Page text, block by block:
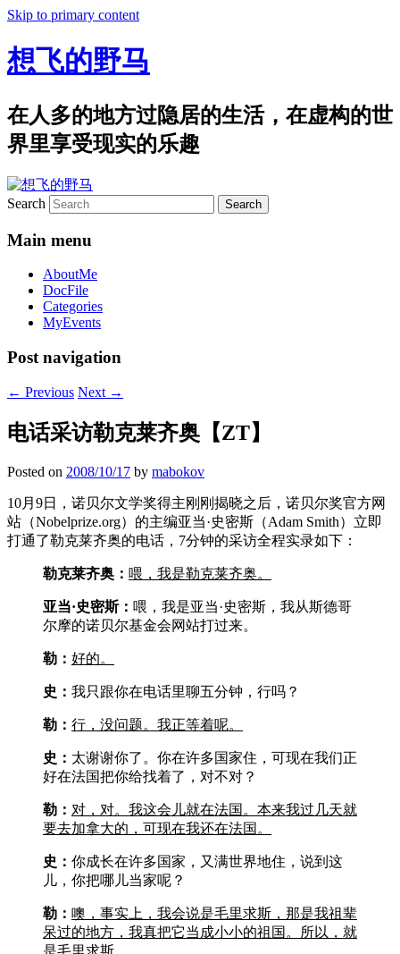
Skip to primary content
想飞的野马
在人多的地方过隐居的生活，在虚构的世
界里享受现实的乐趣
Search
Main menu
AboutMe
DocFile
Categories
MyEvents
Post navigation
← Previous Next →
电话采访勒克莱齐奥【ZT】
Posted on 2008/10/17 by mabokov
10月9日，诺贝尔文学奖得主刚刚揭晓之后，诺贝尔奖官方网
站（Nobelprize.org）的主编亚当·史密斯（Adam Smith）立即
打通了勒克莱齐奥的电话，7分钟的采访全程实录如下：
勒克莱齐奥： 喂，我是勒克莱齐奥。
亚当·史密斯： 喂，我是亚当·史密斯，我从斯德哥
尔摩的诺贝尔基金会网站打过来。
勒： 好的。
史： 我只跟你在电话里聊五分钟，行吗？
勒： 行，没问题。我正等着呢。
史： 太谢谢你了。你在许多国家住，可现在我们正
好在法国把你给找着了，对不对？
勒： 对，对。我这会儿就在法国。本来我过几天就
要去加拿大的，可现在我还在法国。
史： 你成长在许多国家，又满世界地住，说到这
儿，你把哪儿当家呢？
勒： 噢，事实上，我会说是毛里求斯，那是我祖辈
呆过的地方，我真把它当成小小的祖国。所以，就